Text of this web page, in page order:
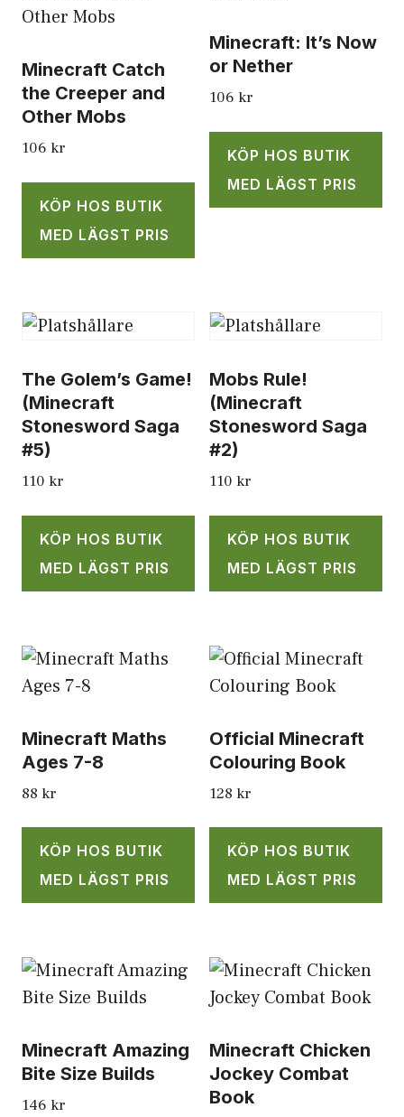
Minecraft Catch
the Creeper and
Other Mobs
106 kr
KÖP HOS BUTIK
MED LÄGST PRIS
Minecraft: It’s Now
or Nether
106 kr
KÖP HOS BUTIK
MED LÄGST PRIS
The Golem’s Game!
(Minecraft
Stonesword Saga
#5)
110 kr
KÖP HOS BUTIK
MED LÄGST PRIS
Mobs Rule!
(Minecraft
Stonesword Saga
#2)
110 kr
KÖP HOS BUTIK
MED LÄGST PRIS
Minecraft Maths
Ages 7-8
88 kr
KÖP HOS BUTIK
MED LÄGST PRIS
Official Minecraft
Colouring Book
128 kr
KÖP HOS BUTIK
MED LÄGST PRIS
Minecraft Amazing
Bite Size Builds
146 kr
Minecraft Chicken
Jockey Combat
Book